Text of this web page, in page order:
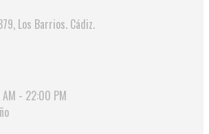
Los Barrios. Cádiz.
- 22:00 PM